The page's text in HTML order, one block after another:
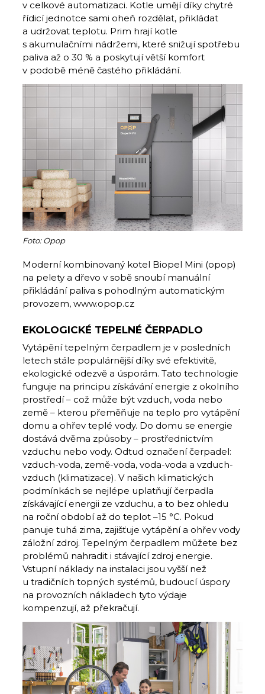
v celkové automatizaci. Kotle umějí dí­ky chytré
řídicí jednotce sami oheň roz­dělat, přikládat
a udržovat teplotu. Prim hrají kotle
s akumulačními nádržemi, které snižují spotřebu
paliva až o 30 % a poskytují větší komfort
v podobě méně častého přikládání.
Foto: Opop
Moderní kombinovaný kotel Biopel Mini (opop)
na pelety a dřevo v sobě snoubí manuální
přikládání paliva s pohodlným automatickým
provozem, www.opop.cz
EKOLOGICKÉ TEPELNÉ ČERPADLO
Vytápění tepelným čerpadlem je v posledních
letech stále populárnější dí­ky své efektivitě,
ekologické odezvě a úspo­rám. Tato technologie
funguje na principu získávání energie z okolního
prostředí – což může být vzduch, voda nebo
země – kterou přeměňuje na teplo pro vytápění
domu a ohřev teplé vody. Do domu se energie
dostává dvěma způsoby – prostřednictvím
vzduchu nebo vody. Odtud označení čerpadel:
vzduch-voda, země-voda, voda-voda a vzduch-
vzduch (klimatizace). V našich klimatických
podmínkách se nejlépe uplatňují čerpadla
získávající energii ze vzduchu, a to bez ohledu
na roční období až do teplot –15 °C. Pokud
panuje tuhá zima, zajišťuje vytápění a ohřev vody
záložní zdroj. Tepelným čerpadlem můžete bez
problémů nahradit i stávající zdroj energie.
Vstupní náklady na instalaci jsou vyš­ší než
u tradičních topných systémů, budoucí úspory
na provozních nákladech tyto výdaje
kompenzují, až překračují.